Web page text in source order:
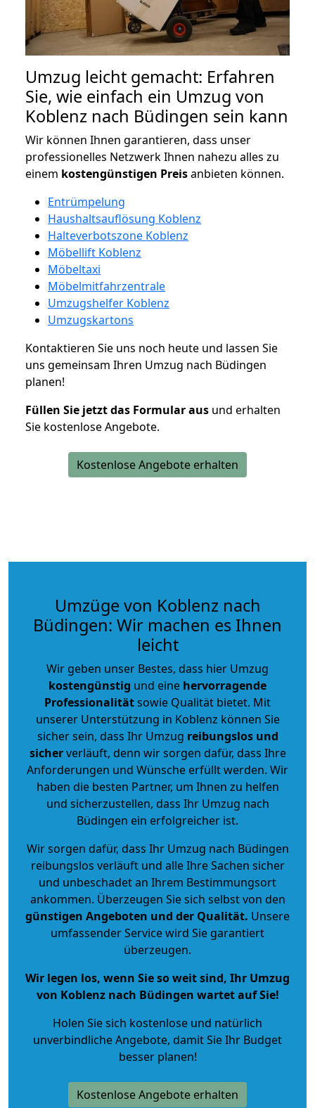
Umzug leicht gemacht: Erfahren
Sie, wie einfach ein Umzug von
Koblenz nach Büdingen sein kann
Wir können Ihnen garantieren, dass unser
professionelles Netzwerk Ihnen nahezu alles zu
einem kostengünstigen Preisanbieten können.
Entrümpelung
Haushaltsauflösung Koblenz
Halteverbotszone Koblenz
Möbellift Koblenz
Möbeltaxi
Möbelmitfahrzentrale
Umzugshelfer Koblenz
Umzugskartons
Kontaktieren Sie uns noch heute und lassen Sie
uns gemeinsam Ihren Umzug nach Büdingen
planen!
Füllen Sie jetzt das Formular aus und erhalten
Sie kostenlose Angebote.
Kostenlose Angebote erhalten
Umzüge von Koblenz nach
Büdingen: Wir machen es Ihnen
leicht
Wir geben unser Bestes, dass hier Umzug
kostengünstig und eine hervorragende
Professionalitätsowie Qualität bietet. Mit
unserer Unterstützung in Koblenz können Sie
sicher sein, dass Ihr Umzug reibungslos und
sicherverläuft, denn wir sorgen dafür, dass Ihre
Anforderungen und Wünsche erfüllt werden. Wir
haben die besten Partner, um Ihnen zu helfen
und sicherzustellen, dass Ihr Umzug nach
Büdingen ein erfolgreicher ist.
Wir sorgen dafür, dass Ihr Umzug nach Büdingen
reibungslos verläuft und alle Ihre Sachen sicher
und unbeschadet an Ihrem Bestimmungsort
ankommen. Überzeugen Sie sich selbst von den
günstigen Angeboten und der Qualität. Unsere
umfassender Service wird Sie garantiert
überzeugen.
Wir legen los, wenn Sie so weit sind, Ihr Umzug
von Koblenz nach Büdingen wartet auf Sie!
Holen Sie sich kostenlose und natürlich
unverbindliche Angebote, damit Sie Ihr Budget
besser planen!
Kostenlose Angebote erhalten